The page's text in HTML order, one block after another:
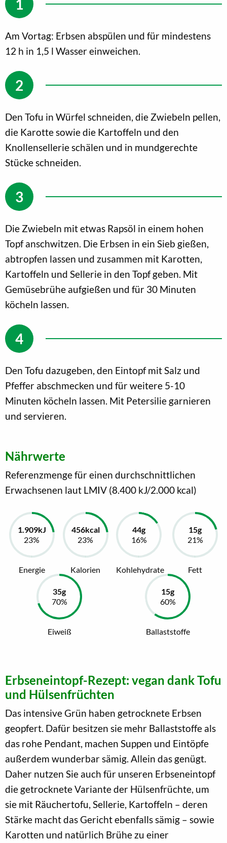
Am Vortag: Erbsen abspülen und für mindestens
12 h in 1,5 l Wasser einweichen.
Den Tofu in Würfel schneiden, die Zwiebeln pellen,
die Karotte sowie die Kartoffeln und den
Knollensellerie schälen und in mundgerechte
Stücke schneiden.
Die Zwiebeln mit etwas Rapsöl in einem hohen
Topf anschwitzen. Die Erbsen in ein Sieb gießen,
abtropfen lassen und zusammen mit Karotten,
Kartoffeln und Sellerie in den Topf geben. Mit
Gemüsebrühe aufgießen und für 30 Minuten
köcheln lassen.
Den Tofu dazugeben, den Eintopf mit Salz und
Pfeffer abschmecken und für weitere 5-10
Minuten köcheln lassen. Mit Petersilie garnieren
und servieren.
Nährwerte
Referenzmenge für einen durchschnittlichen
Erwachsenen laut LMIV (8.400 kJ/2.000 kcal)
Energie Kalorien Kohlehydrate Fett
Eiweiß Ballaststoffe
Erbseneintopf-Rezept: vegan dank Tofu
und Hülsenfrüchten
Das intensive Grün haben getrocknete Erbsen
geopfert. Dafür besitzen sie mehr Ballaststoffe als
das rohe Pendant, machen Suppen und Eintöpfe
außerdem wunderbar sämig. Allein das genügt.
Daher nutzen Sie auch für unseren Erbseneintopf
die getrocknete Variante der Hülsenfrüchte, um
sie mit Räuchertofu, Sellerie, Kartoffeln – deren
Stärke macht das Gericht ebenfalls sämig – sowie
Karotten und natürlich Brühe zu einer